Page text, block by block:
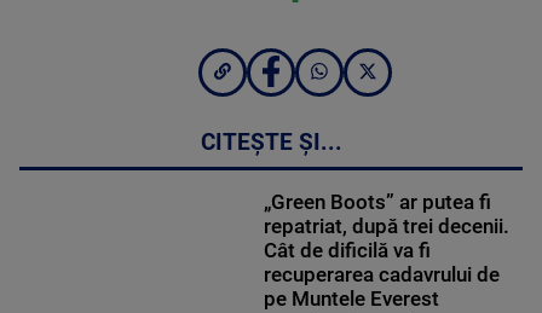
CITEȘTE ȘI...
„Green Boots” ar putea fi
repatriat, după trei decenii.
Cât de dificilă va fi
recuperarea cadavrului de
pe Muntele Everest